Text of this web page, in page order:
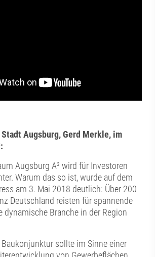
Augsburg, Gerd Merkle, im
Augsburg A³ wird für Investoren
Warum das so ist, wurde auf dem
am 3. Mai 2018 deutlich: Über 200
Deutschland reisten für spannende
dynamische Branche in der Region
Baukonjunktur sollte im Sinne einer